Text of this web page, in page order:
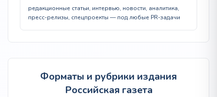
редакционные статьи, интервью, новости, аналитика,
пресс-релизы, спецпроекты — под любые PR-задачи
Форматы и рубрики издания
Российская газета